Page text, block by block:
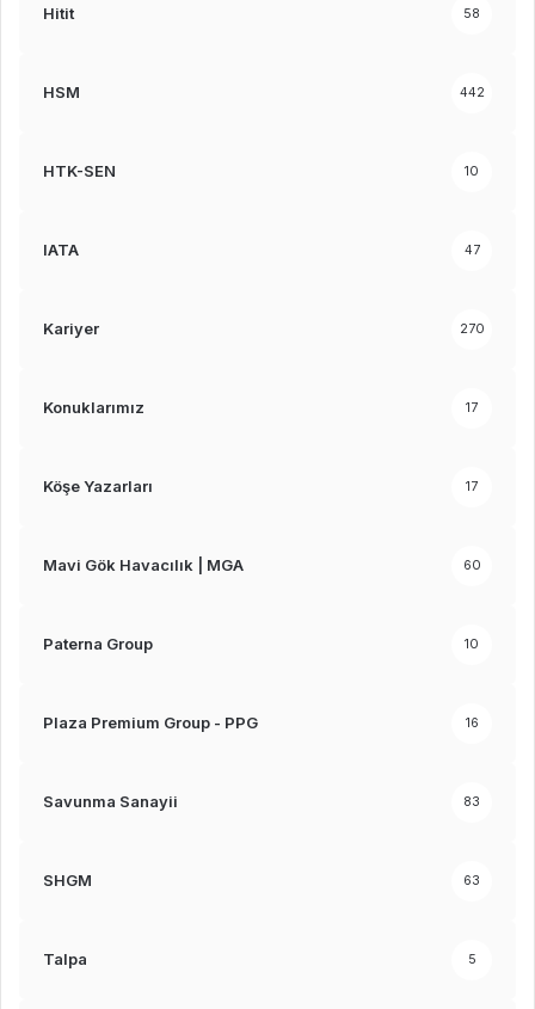
Hitit 58
HSM 442
HTK-SEN 10
IATA 47
Kariyer 270
Konuklarımız 17
Köşe Yazarları 17
Mavi Gök Havacılık | MGA 60
Paterna Group 10
Plaza Premium Group - PPG 16
Savunma Sanayii 83
SHGM 63
Talpa 5